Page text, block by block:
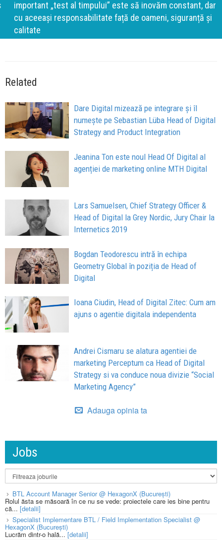
important „test al timpului” este să inovăm constant, dar
cu aceeași responsabilitate față de oameni, siguranță și
calitate
Related
Dare Digital mizează pe integrare și îl
numește pe Sebastian Lüba Head of Digital
Strategy and Product Integration
Jeanina Ton este noul Head Of Digital al
agenției de marketing online MTH Digital
Lars Samuelsen, Chief Strategy Officer &
Head of Digital la Grey Nordic, Jury Chair la
Internetics 2019
Bogdan Teodorescu intră în echipa
Geometry Global în poziția de Head of
Digital
Ioana Ciudin, Head of Digital Zitec: Cum am
ajuns o agentie digitala independenta
Andrei Cismaru se alatura agentiei de
marketing Perceptum ca Head of Digital
Strategy si va conduce noua divizie “Social
Marketing Agency”
Adauga opinia ta
Jobs
BTL Account Manager Senior @ HexagonX (București)
Rolul ăsta se măsoară în ce nu se vede: proiectele care ies bine pentru
că... [detalii]
Specialist Implementare BTL / Field Implementation Specialist @
HexagonX (București)
Lucrăm dintr-o hală... [detalii]